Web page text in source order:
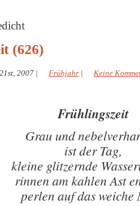
(626)
2007 | Frühjahr | Keine
Frühlingszeit
Grau und
ist der Tag,
kleine glitzernde
rinnen am kahlen Ast
perlen auf das weiche